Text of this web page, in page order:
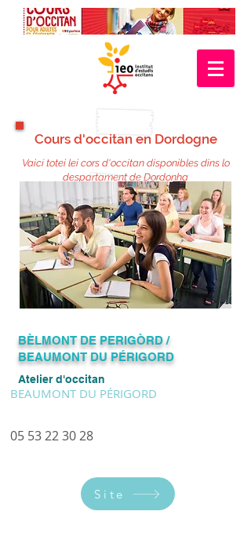
Cours d'occitan en Dordogne
Vaicí totei lei cors d'occitan disponibles dins lo
despartament de Dordonha
​BÈLMONT DE PERIGÒRD /
BEAUMONT DU PÉRIGORD
Atelier d'occitan
BEAUMONT DU PÉRIGORD
05 53 22 30 28
Site